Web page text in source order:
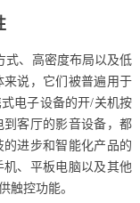
式、高密度布局以及低
说，它们被普遍用于
电子设备的开/关机按
客厅的影音设备，都
进步和智能化产品的
、平板电脑以及其他
触控功能。